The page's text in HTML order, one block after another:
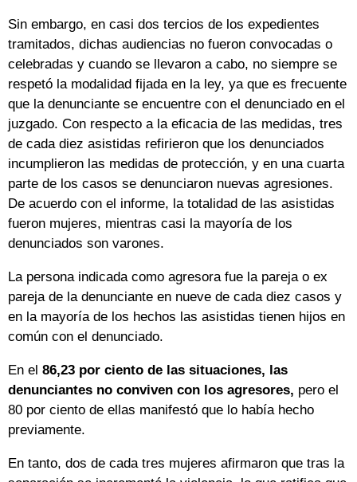
Sin embargo, en casi dos tercios de los expedientes
tramitados, dichas audiencias no fueron convocadas o
celebradas y cuando se llevaron a cabo, no siempre se
respetó la modalidad fijada en la ley, ya que es frecuente
que la denunciante se encuentre con el denunciado en el
juzgado. Con respecto a la eficacia de las medidas, tres
de cada diez asistidas refirieron que los denunciados
incumplieron las medidas de protección, y en una cuarta
parte de los casos se denunciaron nuevas agresiones.
De acuerdo con el informe, la totalidad de las asistidas
fueron mujeres, mientras casi la mayoría de los
denunciados son varones.
La persona indicada como agresora fue la pareja o ex
pareja de la denunciante en nueve de cada diez casos y
en la mayoría de los hechos las asistidas tienen hijos en
común con el denunciado.
En el 86,23 por ciento de las situaciones, las
denunciantes no conviven con los agresores, pero el
80 por ciento de ellas manifestó que lo había hecho
previamente.
En tanto, dos de cada tres mujeres afirmaron que tras la